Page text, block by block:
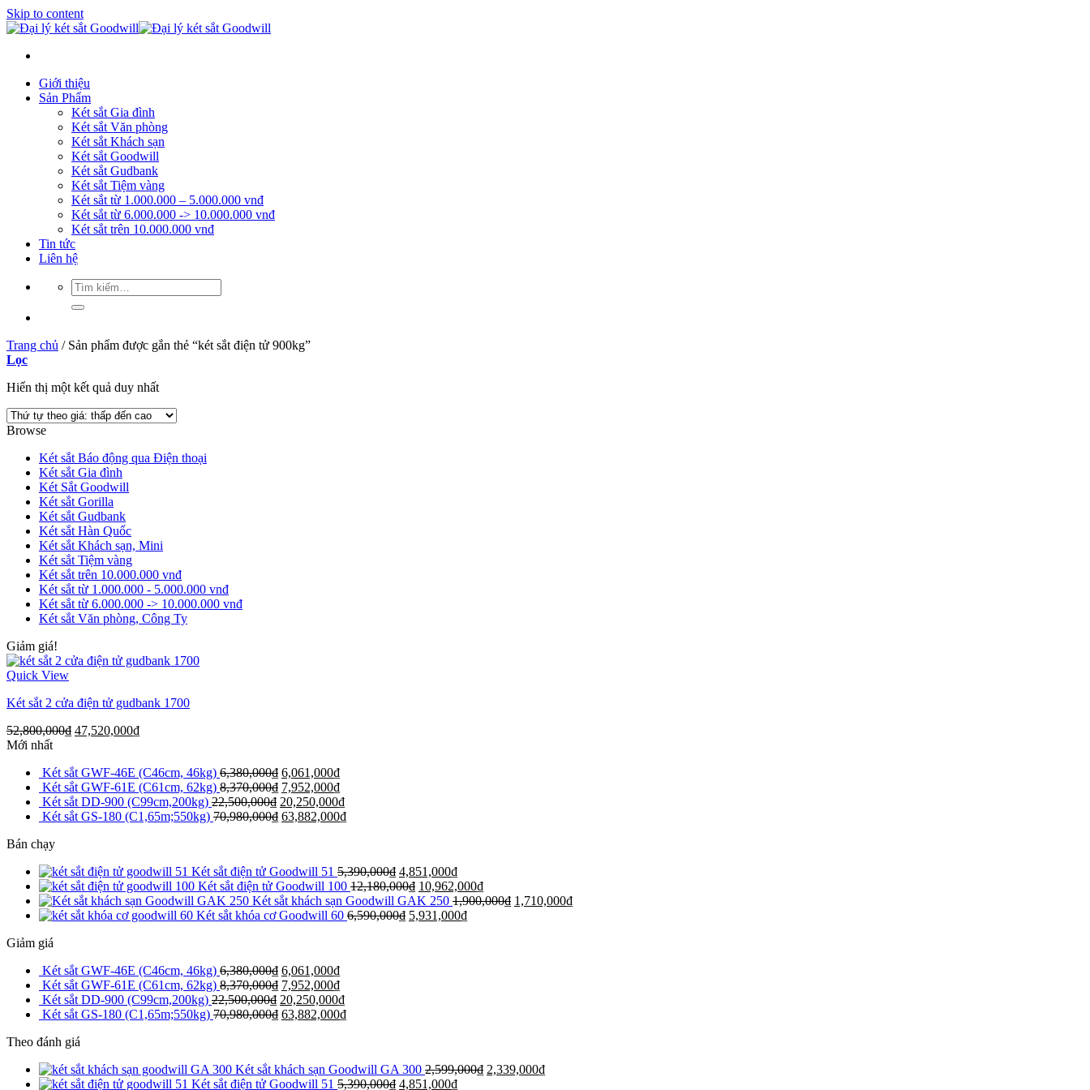
Skip to content
Giới thiệu
Sản Phẩm
Két sắt Gia đình
Két sắt Văn phòng
Két sắt Khách sạn
Két sắt Goodwill
Két sắt Gudbank
Két sắt Tiệm vàng
Két sắt từ 1.000.000 – 5.000.000 vnđ
Két sắt từ 6.000.000 -> 10.000.000 vnđ
Két sắt trên 10.000.000 vnđ
Tin tức
Liên hệ
Trang chủ /Sản phẩm được gắn thẻ “két sắt điện tử 900kg”
Lọc
Hiển thị một kết quả duy nhất
Browse
Két sắt Báo động qua Điện thoại
Két sắt Gia đình
Két Sắt Goodwill
Két sắt Gorilla
Két sắt Gudbank
Két sắt Hàn Quốc
Két sắt Khách sạn, Mini
Két sắt Tiệm vàng
Két sắt trên 10.000.000 vnđ
Két sắt từ 1.000.000 - 5.000.000 vnđ
Két sắt từ 6.000.000 -> 10.000.000 vnđ
Két sắt Văn phòng, Công Ty
Giảm giá!
Quick View
Két sắt 2 cửa điện tử gudbank 1700
52,800,000₫ 47,520,000₫
Mới nhất
Két sắt GWF-46E (C46cm, 46kg) 6,380,000₫ 6,061,000₫
Két sắt GWF-61E (C61cm, 62kg) 8,370,000₫ 7,952,000₫
Két sắt DD-900 (C99cm,200kg) 22,500,000₫ 20,250,000₫
Két sắt GS-180 (C1,65m;550kg) 70,980,000₫ 63,882,000₫
Bán chạy
Két sắt điện tử Goodwill 51 5,390,000₫ 4,851,000₫
Két sắt điện tử Goodwill 100 12,180,000₫ 10,962,000₫
Két sắt khách sạn Goodwill GAK 250 1,900,000₫ 1,710,000₫
Két sắt khóa cơ Goodwill 60 6,590,000₫ 5,931,000₫
Giảm giá
Két sắt GWF-46E (C46cm, 46kg) 6,380,000₫ 6,061,000₫
Két sắt GWF-61E (C61cm, 62kg) 8,370,000₫ 7,952,000₫
Két sắt DD-900 (C99cm,200kg) 22,500,000₫ 20,250,000₫
Két sắt GS-180 (C1,65m;550kg) 70,980,000₫ 63,882,000₫
Theo đánh giá
Két sắt khách sạn Goodwill GA 300 2,599,000₫ 2,339,000₫
Két sắt điện tử Goodwill 51 5,390,000₫ 4,851,000₫